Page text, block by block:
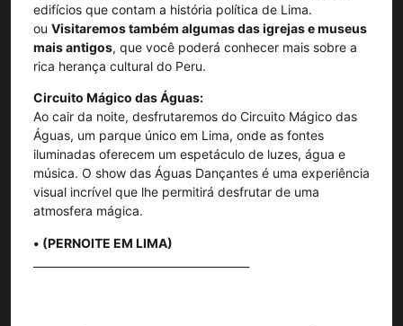
edifícios que contam a história política de Lima.
ou Visitaremos também algumas das igrejas e museus
mais antigos, que você poderá conhecer mais sobre a
rica herança cultural do Peru.
Circuito Mágico das Águas:
Ao cair da noite, desfrutaremos do Circuito Mágico das
Águas, um parque único em Lima, onde as fontes
iluminadas oferecem um espetáculo de luzes, água e
música. O show das Águas Dançantes é uma experiência
visual incrível que lhe permitirá desfrutar de uma
atmosfera mágica.
• (PERNOITE EM LIMA)